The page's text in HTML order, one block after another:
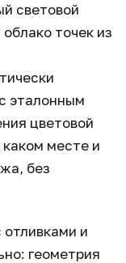
световой
точек из
эталонным
цветовой
месте и
без
и
геометрия